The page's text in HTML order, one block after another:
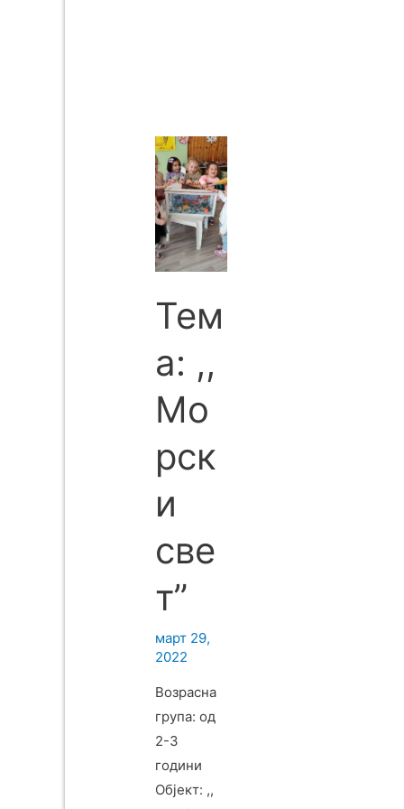
Тем
а: ,,
Мо
рск
и
све
т”
март 29,
2022
Возрасна
група: од
2-3
години
Објект: ,,